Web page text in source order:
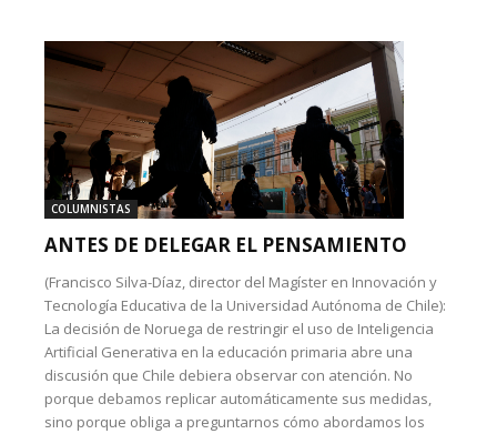
COLUMNISTAS
ANTES DE DELEGAR EL PENSAMIENTO
(Francisco Silva-Díaz, director del Magíster en Innovación y
Tecnología Educativa de la Universidad Autónoma de Chile):
La decisión de Noruega de restringir el uso de Inteligencia
Artificial Generativa en la educación primaria abre una
discusión que Chile debiera observar con atención. No
porque debamos replicar automáticamente sus medidas,
sino porque obliga a preguntarnos cómo abordamos los